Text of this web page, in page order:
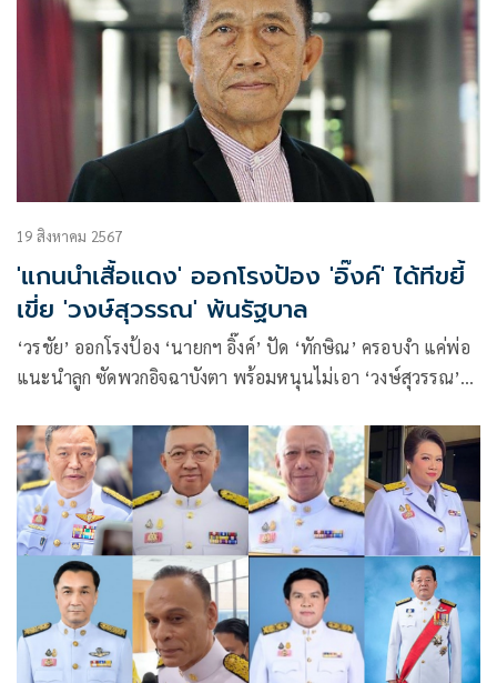
19 สิงหาคม 2567
'แกนนำเสื้อแดง' ออกโรงป้อง 'อิ๊งค์' ได้ทีขยี้
เขี่ย 'วงษ์สุวรรณ' พ้นรัฐบาล
‘วรชัย’ ออกโรงป้อง ‘นายกฯ อิ๊งค์’ ปัด ‘ทักษิณ’ ครอบงำ แค่พ่อ
แนะนำลูก ซัดพวกอิจฉาบังตา พร้อมหนุนไม่เอา ‘วงษ์สุวรรณ’